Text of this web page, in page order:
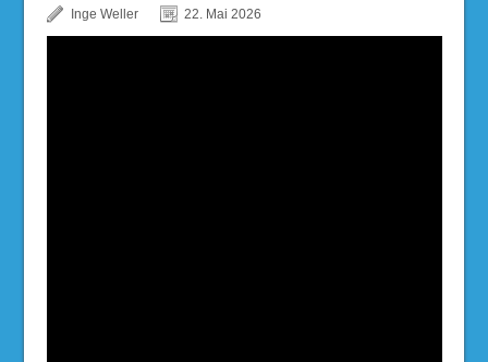
Inge Weller 22. Mai 2026